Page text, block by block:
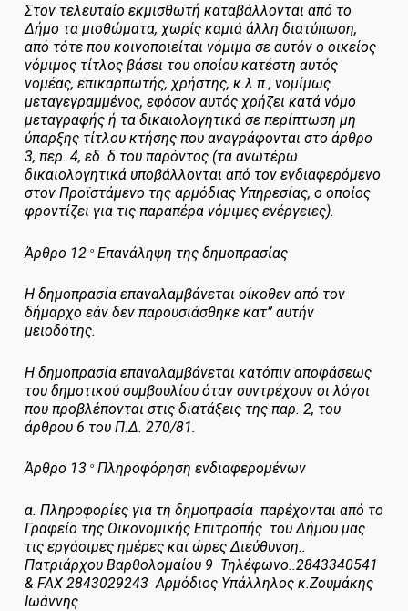
Στον τελευταίο εκμισθωτή καταβάλλονται από το
Δήμο τα μισθώματα, χωρίς καμιά άλλη διατύπωση,
από τότε που κοινοποιείται νόμιμα σε αυτόν ο οικείος
νόμιμος τίτλος βάσει του οποίου κατέστη αυτός
νομέας, επικαρπωτής, χρήστης, κ.λ.π., νομίμως
μεταγεγραμμένος, εφόσον αυτός χρήζει κατά νόμο
μεταγραφής ή τα δικαιολογητικά σε περίπτωση μη
ύπαρξης τίτλου κτήσης που αναγράφονται στο άρθρο
3, περ. 4, εδ. δ του παρόντος (τα ανωτέρω
δικαιολογητικά υποβάλλονται από τον ενδιαφερόμενο
στον Προϊστάμενο της αρμόδιας Υπηρεσίας, ο οποίος
φροντίζει για τις παραπέρα νόμιμες ενέργειες).
Άρθρο 12 οΕπανάληψη της δημοπρασίας
Η δημοπρασία επαναλαμβάνεται οίκοθεν από τον
δήμαρχο εάν δεν παρουσιάσθηκε κατ” αυτήν
μειοδότης.
Η δημοπρασία επαναλαμβάνεται κατόπιν αποφάσεως
του δημοτικού συμβουλίου όταν συντρέχουν οι λόγοι
που προβλέπονται στις διατάξεις της παρ. 2, του
άρθρου 6 του Π.Δ. 270/81.
Άρθρο 13 οΠληροφόρηση ενδιαφερομένων
α. Πληροφορίες για τη δημοπρασία παρέχονται από το
Γραφείο της Οικονομικής Επιτροπής του Δήμου μας
τις εργάσιμες ημέρες και ώρες Διεύθυνση..
Πατριάρχου Βαρθολομαίου 9 Τηλέφωνο..2843340541
& FAX 2843029243 Αρμόδιος Υπάλληλος κ.Ζουμάκης
Ιωάννης